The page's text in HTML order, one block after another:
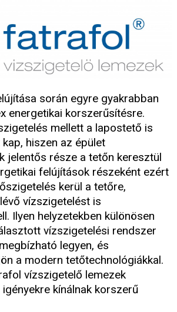
során egyre gyakrabban
energetikai korszerűsítésre.
mellett a lapostető is
hiszen az épület
jelentős része a tetőn keresztül
felújítások részeként ezért
kerül a tetőre,
vízszigetelést is
Ilyen helyzetekben különösen
vízszigetelési rendszer
legyen, és
a modern tetőtechnológiákkal.
vízszigetelő lemezek
kínálnak korszerű